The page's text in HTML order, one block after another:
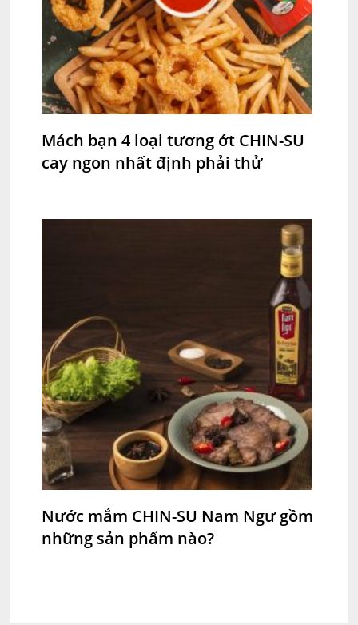
Mách bạn 4 loại tương ớt CHIN-SU
cay ngon nhất định phải thử
Nước mắm CHIN-SU Nam Ngư gồm
những sản phẩm nào?